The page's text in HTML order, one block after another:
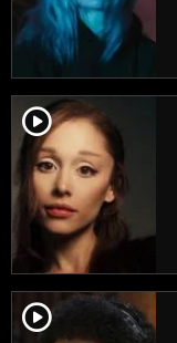
player2
player2